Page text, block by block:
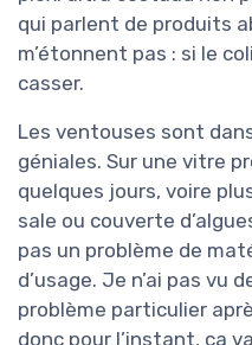
qui parlent de produits
m’étonnent pas : si le
casser.
Les ventouses sont
géniales. Sur une vitre
quelques jours, voire
sale ou couverte
pas un problème de
d’usage. Je n’ai pas vu
problème particulier
donc pour l’instant, ça